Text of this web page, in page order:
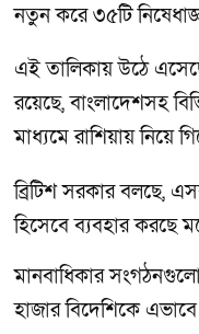
নতুন করে ৩৫টি
এই তালিকায় উঠে
রয়েছে, বাংলাদেশসহ
মাধ্যমে রাশিয়ায় নিয়ে
ব্রিটিশ সরকার বলছে,
হিসেবে ব্যবহার করছে
মানবাধিকার
হাজার বিদেশিকে